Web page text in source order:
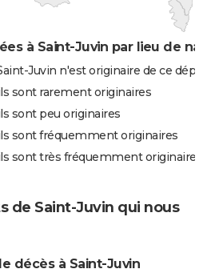
à Saint-Juvin par lieu de
Juvin n'est originaire de ce
sont rarement originaires
sont peu originaires
sont fréquemment originaires
sont très fréquemment originaires
de Saint-Juvin qui nous
décès à Saint-Juvin